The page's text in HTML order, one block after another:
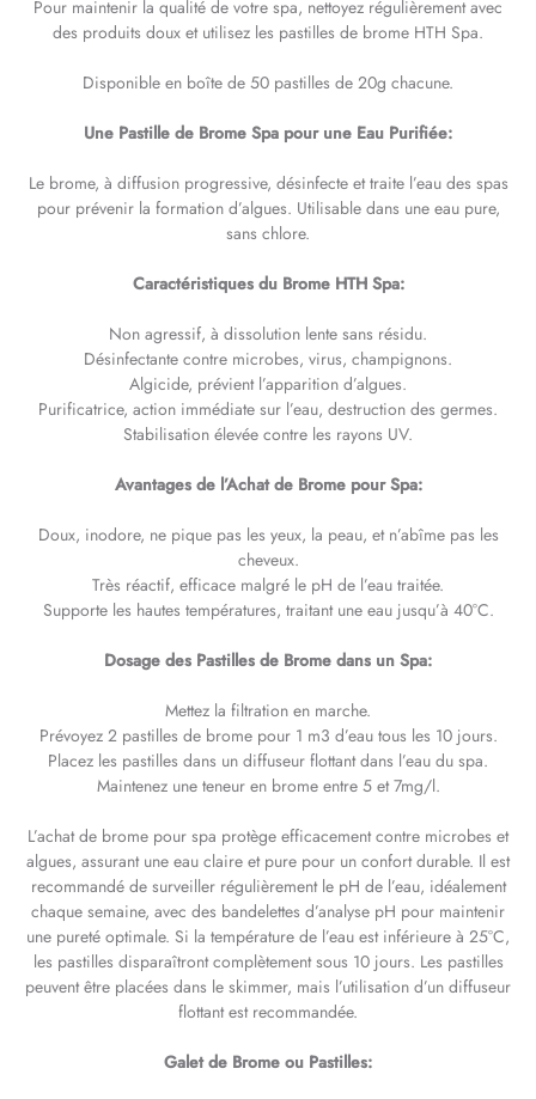
Pour maintenir la qualité de votre spa, nettoyez régulièrement avec
des produits doux et utilisez les pastilles de brome HTH Spa.
Disponible en boîte de 50 pastilles de 20g chacune.
Une Pastille de Brome Spa pour une Eau Purifiée:
Le brome, à diffusion progressive, désinfecte et traite l’eau des spas
pour prévenir la formation d’algues. Utilisable dans une eau pure,
sans chlore.
Caractéristiques du Brome HTH Spa:
Non agressif, à dissolution lente sans résidu.
Désinfectante contre microbes, virus, champignons.
Algicide, prévient l’apparition d’algues.
Purificatrice, action immédiate sur l’eau, destruction des germes.
Stabilisation élevée contre les rayons UV.
Avantages de l’Achat de Brome pour Spa:
Doux, inodore, ne pique pas les yeux, la peau, et n’abîme pas les
cheveux.
Très réactif, efficace malgré le pH de l’eau traitée.
Supporte les hautes températures, traitant une eau jusqu’à 40°C.
Dosage des Pastilles de Brome dans un Spa:
Mettez la filtration en marche.
Prévoyez 2 pastilles de brome pour 1 m3 d’eau tous les 10 jours.
Placez les pastilles dans un diffuseur flottant dans l’eau du spa.
Maintenez une teneur en brome entre 5 et 7mg/l.
L’achat de brome pour spa protège efficacement contre microbes et
algues, assurant une eau claire et pure pour un confort durable. Il est
recommandé de surveiller régulièrement le pH de l’eau, idéalement
chaque semaine, avec des bandelettes d’analyse pH pour maintenir
une pureté optimale. Si la température de l’eau est inférieure à 25°C,
les pastilles disparaîtront complètement sous 10 jours. Les pastilles
peuvent être placées dans le skimmer, mais l’utilisation d’un diffuseur
flottant est recommandée.
Galet de Brome ou Pastilles: